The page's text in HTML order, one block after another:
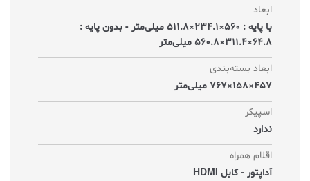
ابعاد
با پایه : 560×234.1×511.8 میلی‌متر - بدون پایه :
64.8×311.4×560.8 میلی‌متر
ابعاد بسته‌بندی
457×158×767 میلی‌متر
اسپیکر
ندارد
اقلام همراه
آداپتور - کابل HDMI